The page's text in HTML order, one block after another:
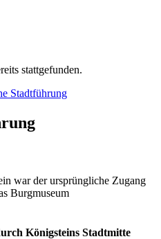
stattgefunden.
Stadtführung
Königsteins Stadtmitte